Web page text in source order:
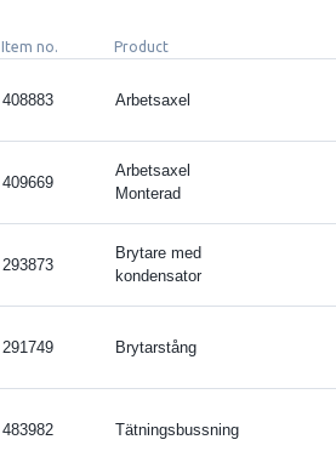
Item no. Product
408883 Arbetsaxel
409669
Arbetsaxel
Monterad
293873
Brytare med
kondensator
291749 Brytarstång
483982 Tätningsbussning